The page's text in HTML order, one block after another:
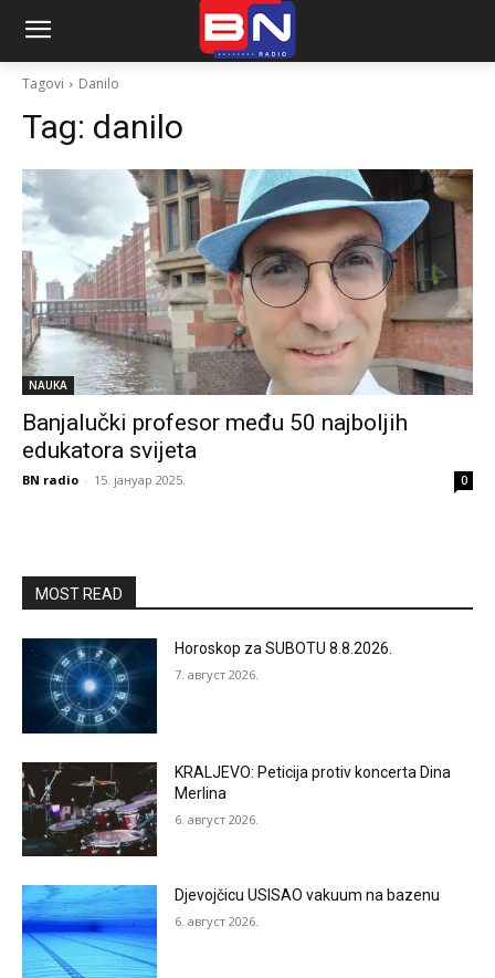
Tagovi Danilo
Tag: danilo
NAUKA
Banjalučki profesor među 50 najboljih
edukatora svijeta
BN radio - 15. јануар 2025. 0
MOST READ
Horoskop za SUBOTU 8.8.2026.
7. август 2026.
KRALJEVO: Peticija protiv koncerta Dina
Merlina
6. август 2026.
Djevojčicu USISAO vakuum na bazenu
6. август 2026.